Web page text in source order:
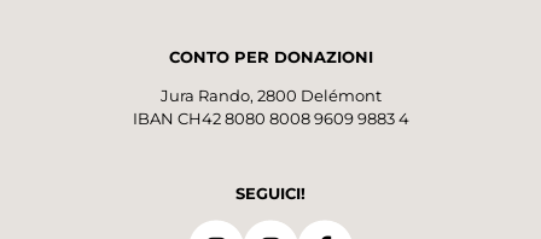
CONTO PER DONAZIONI
Jura Rando, 2800 Delémont
IBAN CH42 8080 8008 9609 9883 4
SEGUICI!